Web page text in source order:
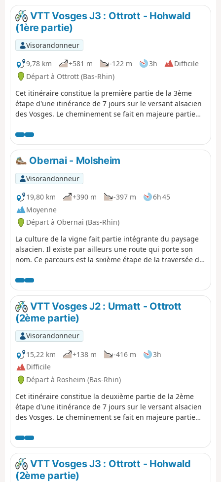
des étapes de la traversée- dans Passion
Vosges, le magazine des randonneurs édité
par les DNA et L'Alsace.
VTT Vosges J3 : Ottrott - Hohwald
(1ère partie)
Visorandonneur
9,78 km
+581 m -122 m 3h
Difficile
Départ à Ottrott (Bas-Rhin)
Cet itinéraire constitue la première partie de la 3ème
étape d'une itinérance de 7 jours sur le versant alsacien
des Vosges. Le cheminement se fait en majeure partie
excellent,est constitué de plaquettes sur lesquelles
figurent un logo VTT Orange ou Rouge accompagné de
la mention TMV (Traversée du Massif Vosgien).
Obernai - Molsheim
Visorandonneur
19,80 km
+390 m -397 m
6h 45
Moyenne
Départ à Obernai (Bas-Rhin)
La culture de la vigne fait partie intégrante du paysage
alsacien. Il existe par ailleurs une route qui porte son
nom. Ce parcours est la sixième étape de la traversée du
points de vue sont très nombreux voire même
omniprésents en dehors des villages. Ces derniers sont
très typiques avec de jolies maisons à colombages et ont
un charme indéniable. Le patrimoine est lui aussi tout
aussi bien représenté.
VTT Vosges J2 : Urmatt - Ottrott
(2ème partie)
Visorandonneur
15,22 km
+138 m -416 m
3h
Difficile
Départ à Rosheim (Bas-Rhin)
Cet itinéraire constitue la deuxième partie de la 2ème
étape d'une itinérance de 7 jours sur le versant alsacien
des Vosges. Le cheminement se fait en majeure partie
excellent, est constitué de plaquettes sur lesquelles
figurent un logo VTT Orange ou Rouge accompagné de
la mention TMV (Traversée du Massif Vosgien).
VTT Vosges J3 : Ottrott - Hohwald
(2ème partie)